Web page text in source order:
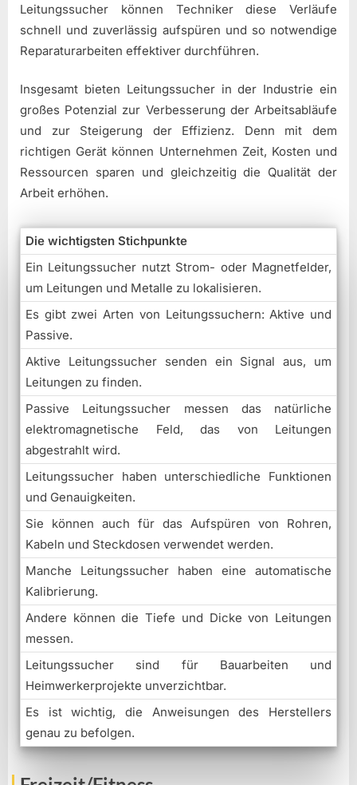
Leitungssucher können Techniker diese Verläufe
schnell und zuverlässig aufspüren und so notwendige
Reparaturarbeiten effektiver durchführen.
Insgesamt bieten Leitungssucher in der Industrie ein
großes Potenzial zur Verbesserung der Arbeitsabläufe
und zur Steigerung der Effizienz. Denn mit dem
richtigen Gerät können Unternehmen Zeit, Kosten und
Ressourcen sparen und gleichzeitig die Qualität der
Arbeit erhöhen.
Die wichtigsten Stichpunkte
Ein Leitungssucher nutzt Strom- oder Magnetfelder,
um Leitungen und Metalle zu lokalisieren.
Es gibt zwei Arten von Leitungssuchern: Aktive und
Passive.
Aktive Leitungssucher senden ein Signal aus, um
Leitungen zu finden.
Passive Leitungssucher messen das natürliche
elektromagnetische Feld, das von Leitungen
abgestrahlt wird.
Leitungssucher haben unterschiedliche Funktionen
und Genauigkeiten.
Sie können auch für das Aufspüren von Rohren,
Kabeln und Steckdosen verwendet werden.
Manche Leitungssucher haben eine automatische
Kalibrierung.
Andere können die Tiefe und Dicke von Leitungen
messen.
Leitungssucher sind für Bauarbeiten und
Heimwerkerprojekte unverzichtbar.
Es ist wichtig, die Anweisungen des Herstellers
genau zu befolgen.